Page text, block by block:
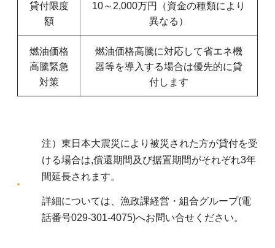
貸付限度
額
10～2,000万円（資金の種類により
異なる）
燃油価格
高騰緊急
対策
燃油価格高騰に対応して省エネ機
器等を導入する場合は優先的に貸
付します
注）東日本大震災により被災された方が貸付を受
ける場合は,償還期間及び据置期間がそれぞれ3年
間延長されます。
詳細については、漁政課経営・組合グループ(電
話番号029-301-4075)へお問い合せください。